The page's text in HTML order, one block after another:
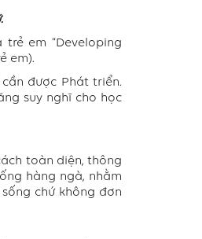
em “Developing
em).
được Phát triển.
suy nghĩ cho học
toàn diện, thông
hàng ngà, nhằm
chứ không đơn